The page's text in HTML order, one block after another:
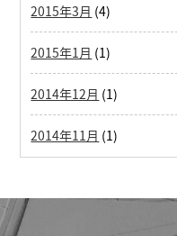
2015年3月 (4)
2015年1月 (1)
2014年12月 (1)
2014年11月 (1)